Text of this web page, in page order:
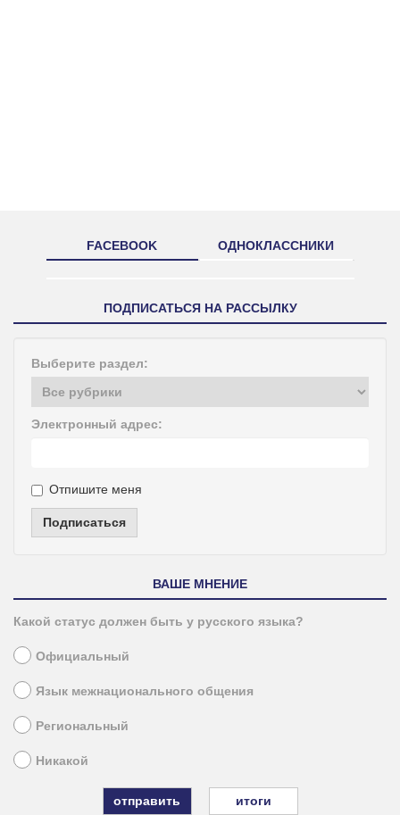
FACEBOOK ОДНОКЛАССНИКИ
ПОДПИСАТЬСЯ НА РАССЫЛКУ
Выберите раздел:
Электронный адрес:
Отпишите меня
Подписаться
ВАШЕ МНЕНИЕ
Какой статус должен быть у русского языка?
Официальный
Язык межнационального общения
Региональный
Никакой
итоги